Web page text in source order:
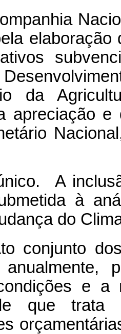
da
apreciação
A
à
do
conjunto
e a
de que